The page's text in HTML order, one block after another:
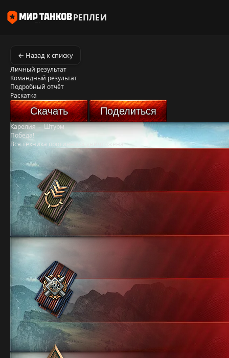
РЕПЛЕИ
← Назад к списку
Личный результат
Командный результат
Подробный отчёт
Раскатка
Скачать Поделиться
Карелия-Штурм
Победа!
Вся техника противника уничтожена